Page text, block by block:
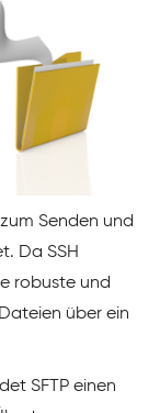
Senden und
Da SSH
robuste und
über ein
SFTP einen